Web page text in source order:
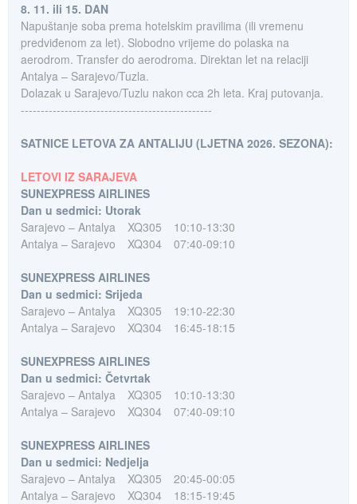
8. 11. ili 15. DAN
Napuštanje soba prema hotelskim pravilima (ili vremenu
predviđenom za let). Slobodno vrijeme do polaska na
aerodrom. Transfer do aerodroma. Direktan let na relaciji
Antalya – Sarajevo/Tuzla.
Dolazak u Sarajevo/Tuzlu nakon cca 2h leta. Kraj putovanja.
------------------------------------------------
SATNICE LETOVA ZA ANTALIJU (LJETNA 2026. SEZONA):
LETOVI IZ SARAJEVA
SUNEXPRESS AIRLINES
Dan u sedmici: Utorak
Sarajevo – Antalya
XQ305
10:10-13:30
Antalya – Sarajevo
XQ304 07:40-09:10
SUNEXPRESS AIRLINES
Dan u sedmici: Srijeda
Sarajevo – Antalya
XQ305
19:10-22:30
Antalya – Sarajevo
XQ304 16:45-18:15
SUNEXPRESS AIRLINES
Dan u sedmici: Četvrtak
Sarajevo – Antalya
XQ305
10:10-13:30
Antalya – Sarajevo
XQ304 07:40-09:10
SUNEXPRESS AIRLINES
Dan u sedmici: Nedjelja
Sarajevo – Antalya
XQ305
20:45-00:05
Antalya – Sarajevo
XQ304 18:15-19:45